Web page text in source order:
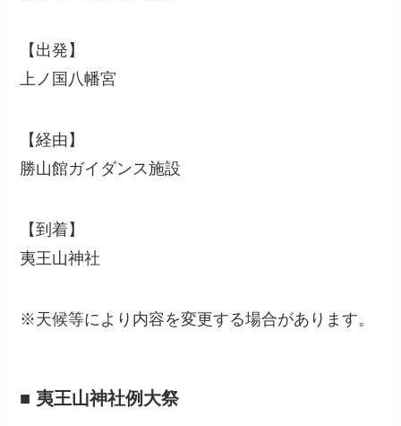
【出発】
上ノ国八幡宮
【経由】
勝山館ガイダンス施設
【到着】
夷王山神社
※天候等により内容を変更する場合があります。
■ 夷王山神社例大祭